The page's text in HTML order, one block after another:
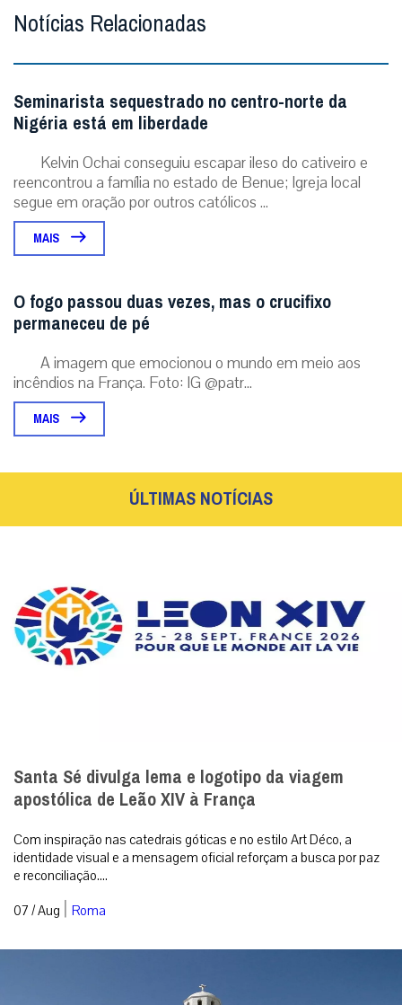
Notícias Relacionadas
Seminarista sequestrado no centro-norte da
Nigéria está em liberdade
Kelvin Ochai conseguiu escapar ileso do cativeiro e
reencontrou a família no estado de Benue; Igreja local
segue em oração por outros católicos ...
MAIS
O fogo passou duas vezes, mas o crucifixo
permaneceu de pé
A imagem que emocionou o mundo em meio aos
incêndios na França. Foto: IG @patr...
MAIS
ÚLTIMAS NOTÍCIAS
Santa Sé divulga lema e logotipo da viagem
apostólica de Leão XIV à França
Com inspiração nas catedrais góticas e no estilo Art Déco, a
identidade visual e a mensagem oficial reforçam a busca por paz
e reconciliação....
07 / Aug | Roma